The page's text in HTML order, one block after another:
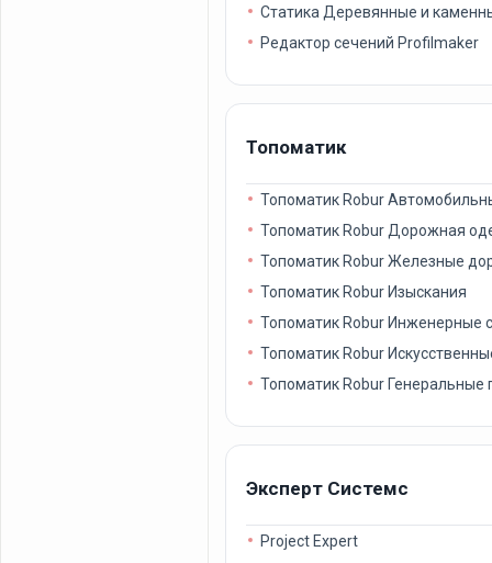
Статика Деревянные и
Редактор сечений Profilmaker
Топоматик
Топоматик Robur
Топоматик Robur Дорожная
Топоматик Robur Железные
Топоматик Robur Изыскания
Топоматик Robur Инженерные
Топоматик Robur
Топоматик Robur Генеральные
Эксперт Системс
Project Expert